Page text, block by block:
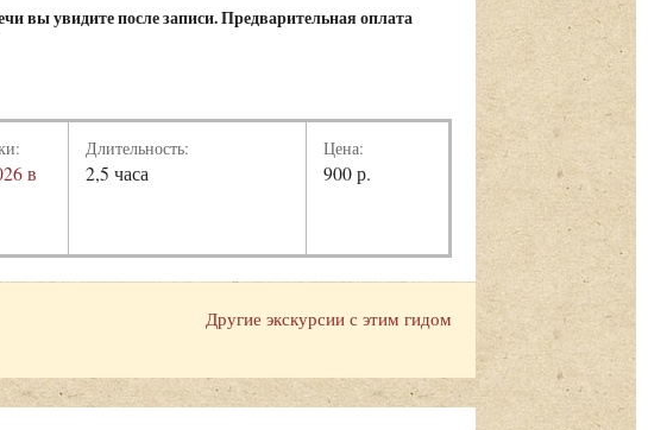
вы увидите после записи. Предварительная оплата
в
Длительность:
2,5 часа
Цена:
900 р.
Другие экскурсии с этим гидом